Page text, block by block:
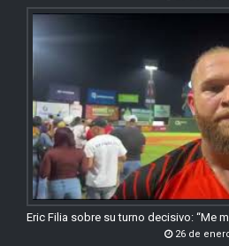
Eric Filia sobre su turno decisivo: “Me
26 de